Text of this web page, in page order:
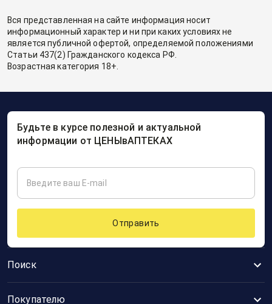
Вся представленная на сайте информация носит
информационный характер и ни при каких условиях не
является публичной офертой, определяемой положениями
Статьи 437(2) Гражданского кодекса РФ.
Возрастная категория 18+.
Поиск
Покупателю
Будьте в курсе полезной и актуальной
информации от ЦЕНЫвАПТЕКАХ
Отправить